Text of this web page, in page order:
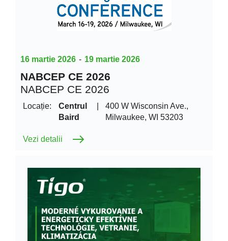
16 martie 2026 - 19 martie 2026
NABCEP CE 2026
NABCEP CE 2026
Locație:
Centrul
Baird
400 W Wisconsin Ave.,
Milwaukee, WI 53203
Vezi detalii